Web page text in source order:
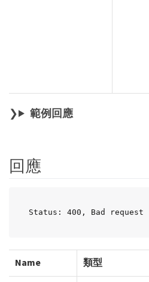
範例回應
回應
Status: 400, Bad request
Name 類型